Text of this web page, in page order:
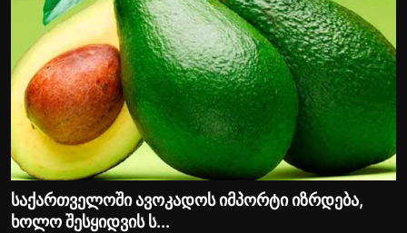
საქართველოში ავოკადოს იმპორტი იზრდება,
ხოლო შესყიდვის ს...